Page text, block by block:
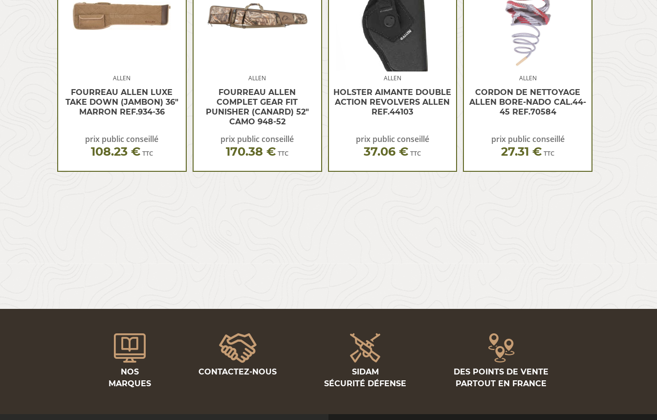
ALLEN
FOURREAU ALLEN LUXE
TAKE DOWN (JAMBON) 36″
MARRON REF.934-36
prix public conseillé
108.23 € TTC
ALLEN
FOURREAU ALLEN
COMPLET GEAR FIT
PUNISHER (CANARD) 52″
CAMO 948-52
prix public conseillé
170.38 € TTC
ALLEN
HOLSTER AIMANTE DOUBLE
ACTION REVOLVERS ALLEN
REF.44103
prix public conseillé
37.06 € TTC
ALLEN
CORDON DE NETTOYAGE
ALLEN BORE-NADO CAL.44-
45 REF.70584
prix public conseillé
27.31 € TTC
NOS
MARQUES
CONTACTEZ-NOUS
SIDAM
SÉCURITÉ DÉFENSE
DES POINTS DE VENTE
PARTOUT EN FRANCE